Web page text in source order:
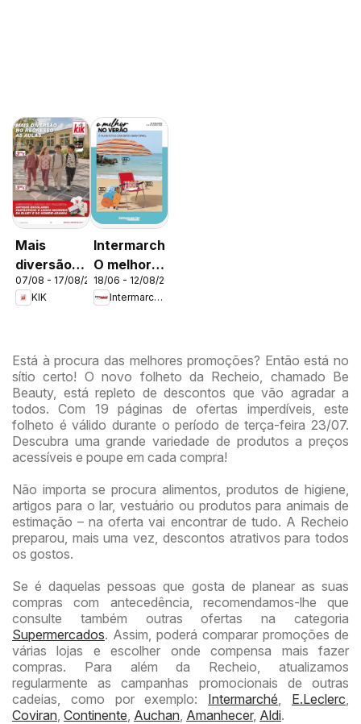
Mais
diversão
no
regresso
07/08 - 17/08/2026
KIK
Intermarché
O melhor
no verão
18/06 - 12/08/2026
Intermarché
Está à procura das melhores promoções? Então está no
sítio certo! O novo folheto da Recheio, chamado Be
Beauty, está repleto de descontos que vão agradar a
todos. Com 19 páginas de ofertas imperdíveis, este
folheto é válido durante o período de terça-feira 23/07.
Descubra uma grande variedade de produtos a preços
acessíveis e poupe em cada compra!
Não importa se procura alimentos, produtos de higiene,
artigos para o lar, vestuário ou produtos para animais de
estimação – na oferta vai encontrar de tudo. A Recheio
preparou, mais uma vez, descontos atrativos para todos
os gostos.
Se é daquelas pessoas que gosta de planear as suas
compras com antecedência, recomendamos-lhe que
consulte também outras ofertas na categoria
Supermercados. Assim, poderá comparar promoções de
várias lojas e escolher onde compensa mais fazer
compras. Para além da Recheio, atualizamos
regularmente as campanhas promocionais de outras
cadeias, como por exemplo: Intermarché E.Leclerc
Coviran Continente Auchan Amanhecer, Aldi.